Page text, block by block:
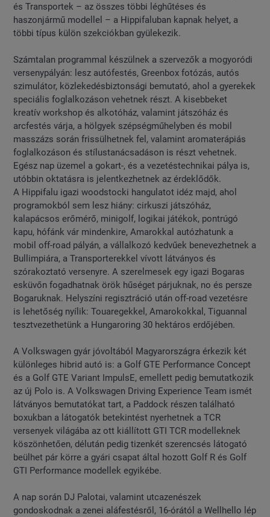
és Transportek – az összes többi léghűtéses és
haszonjármű modellel – a Hippifaluban kapnak helyet, a
többi típus külön szekciókban gyülekezik.
Számtalan programmal készülnek a szervezők a mogyoródi
versenypályán: lesz autófestés, Greenbox fotózás, autós
szimulátor, közlekedésbiztonsági bemutató, ahol a gyerekek
speciális foglalkozáson vehetnek részt. A kisebbeket
kreatív workshop és alkotóház, valamint játszóház és
arcfestés várja, a hölgyek szépségműhelyben és mobil
masszázs során frissülhetnek fel, valamint aromaterápiás
foglalkozáson és stílustanácsadáson is részt vehetnek.
Egész nap üzemel a gokart-, és a vezetéstechnikai pálya is,
utóbbin oktatásra is jelentkezhetnek az érdeklődők.
A Hippifalu igazi woodstocki hangulatot idéz majd, ahol
programokból sem lesz hiány: cirkuszi játszóház,
kalapácsos erőmérő, minigolf, logikai játékok, pontrúgó
kapu, hófánk vár mindenkire, Amarokkal autózhatunk a
mobil off-road pályán, a vállalkozó kedvűek benevezhetnek a
Bullimpiára, a Transporterekkel vívott látványos és
szórakoztató versenyre. A szerelmesek egy igazi Bogaras
esküvőn fogadhatnak örök hűséget párjuknak, no és persze
Bogaruknak. Helyszíni regisztráció után off-road vezetésre
is lehetőség nyílik: Touaregekkel, Amarokokkal, Tiguannal
tesztvezethetünk a Hungaroring 30 hektáros erdőjében.
A Volkswagen gyár jóvoltából Magyarországra érkezik két
különleges hibrid autó is: a Golf GTE Performance Concept
és a Golf GTE Variant ImpulsE, emellett pedig bemutatkozik
az új Polo is. A Volkswagen Driving Experience Team ismét
látványos bemutatókat tart, a Paddock részen található
boxukban a látogatók betekintést nyerhetnek a TCR
versenyek világába az ott kiállított GTI TCR modelleknek
köszönhetően, délután pedig tizenkét szerencsés látogató
beülhet pár körre a gyári csapat által hozott Golf R és Golf
GTI Performance modellek egyikébe.
A nap során DJ Palotai, valamint utcazenészek
gondoskodnak a zenei aláfestésről, 16-órától a Wellhello lép